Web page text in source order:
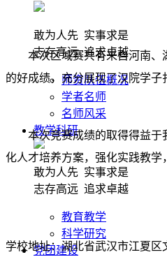
敢为人先 实事求是
志存高远 追求卓越
师资队伍概况
学者名师
名师风采
教学科研
敢为人先 实事求是
志存高远 追求卓越
教育教学
科学研究
党团建设
本次区域赛共有来自河南、
的好成绩，充分展现了汉院学子
本次竞赛成绩的取得得益
化人才培养方案，强化实践教学
学校地址：湖北省武汉市江夏区